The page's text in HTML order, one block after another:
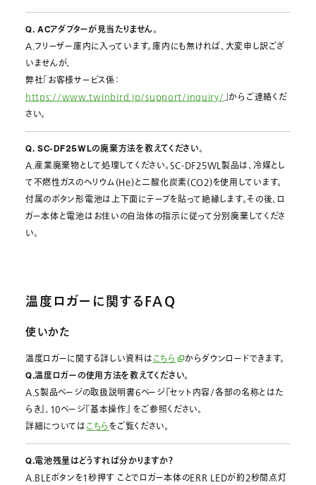
Q. ACアダプターが見当たりません。
A.フリーザー庫内に入っています。庫内にも無ければ、大変申し訳ござ
いませんが、
弊社「お客様サービス係：
https://www.twinbird.jp/support/inquiry/」からご連絡くだ
さい。
Q. SC-DF25WLの廃棄方法を教えてください。
A.産業廃棄物として処理してください。SC-DF25WL製品は、冷媒とし
て不燃性ガスのヘリウム(He)と二酸化炭素(CO2)を使用しています。
付属のボタン形電池は上下面にテープを貼って絶縁します。その後、ロ
ガー本体と電池はお住いの自治体の指示に従って分別廃棄してくださ
い。
温度ロガーに関するFAQ
使いかた
温度ロガーに関する詳しい資料はこちら からダウンロードできます。
Q.温度ロガーの使用方法を教えてください。
A.S製品ページの取扱説明書6ページ『セット内容/各部の名称とはた
らき』、10ページ『基本操作』 をご参照ください。
詳細についてはこちらをご覧ください。
Q.電池残量はどうすれば分かりますか？
A.BLEボタンを１秒押す ことでロガー本体のERR LEDが約2秒間点灯